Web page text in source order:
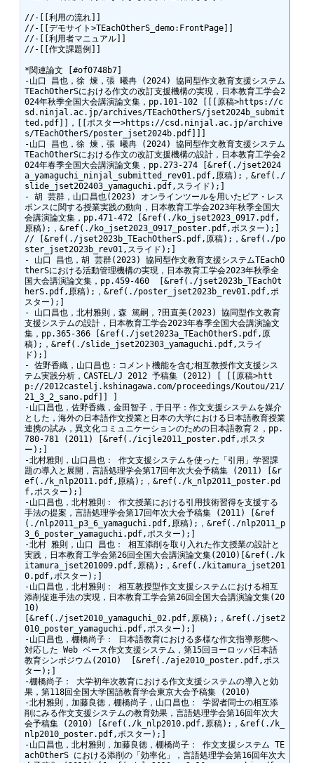
//-[[利用の流れ]]
//-[[デモサイト>TEachOtherS_demo:FrontPage]]
//-[[利用者マニュアル]]
//-[[作文課題例]]
*関連論文 [#of0748b7]
-山口 昌也，徐 煉，張 曦冉 (2024) 協同型作文教育支援システム
TEachOtherSにおける作文の改訂支援機構の実現，日本教育工学会2
024年秋季全国大会講演論文集，pp.101-102 [[[原稿>https://c
sd.ninjal.ac.jp/archives/TEachOtherS/jset2024b_submit
ted.pdf]]，[[ポスター>https://csd.ninjal.ac.jp/archive
s/TEachOtherS/poster_jset2024b.pdf]]]
-山口 昌也，徐 煉，張 曦冉 (2024) 協同型作文教育支援システム
TEachOtherSにおける作文の改訂支援機構の設計，日本教育工学会2
024年春季全国大会講演論文集，pp.273-274 [&ref(./jset2024
a_yamaguchi_ninjal_submitted_rev01.pdf,原稿);，&ref(./
slide_jset202403_yamaguchi.pdf,スライド);]
- 胡 芸群，山口昌也(2023) オンラインツールを用いたピア・レス
ポンスに関する授業実践の動向，日本教育工学会2023年秋季全国大
会講演論文集，pp.471-472 [&ref(./ko_jset2023_0917.pdf,
原稿);，&ref(./ko_jset2023_0917_poster.pdf,ポスター);]
// [&ref(./jset2023b_TEachOtherS.pdf,原稿);，&ref(./po
ster_jset2023b_rev01,スライド);]
- 山口 昌也，胡 芸群(2023) 協同型作文教育支援システムTEachO
therSにおける活動管理機構の実現，日本教育工学会2023年秋季全
国大会講演論文集，pp.459-460  [&ref(./jset2023b_TEachOt
herS.pdf,原稿);，&ref(./poster_jset2023b_rev01.pdf,ポ
スター);]
- 山口昌也，北村雅則，森 篤嗣，?田直美(2023) 協同型作文教育
支援システムの設計，日本教育工学会2023年春季全国大会講演論文
集，pp.365-366 [&ref(./jset2023a_TEachOtherS.pdf,原
稿);，&ref(./slide_jset202303_yamaguchi.pdf,スライ
ド);]
- 佐野香織，山口昌也：コメント機能を含む相互教授作文支援シス
テム実践分析，CASTEL/J 2012 予稿集 (2012) [ [[原稿>htt
p://2012castelj.kshinagawa.com/proceedings/Koutou/21/
21_3_2_sano.pdf]] ]
-山口昌也，佐野香織，金田智子，于日平：作文支援システムを媒介
とした，海外の日本語作文授業と日本の大学における日本語教育授業
連携の試み，異文化コミュニケーションのための日本語教育２，pp.
780-781 (2011) [&ref(./icjle2011_poster.pdf,ポスタ
ー);]
-北村雅則，山口昌也： 作文支援システムを使った「引用」学習課
題の導入と展開，言語処理学会第17回年次大会予稿集 (2011) [&r
ef(./k_nlp2011.pdf,原稿);，&ref(./k_nlp2011_poster.pd
f,ポスター);]
-山口昌也，北村雅則： 作文授業における引用技術習得を支援する
手法の提案，言語処理学会第17回年次大会予稿集 (2011) [&ref
(./nlp2011_p3_6_yamaguchi.pdf,原稿);，&ref(./nlp2011_p
3_6_poster_yamaguchi.pdf,ポスター);]
-北村 雅則，山口 昌也： 相互添削を取り入れた作文授業の設計と
実践，日本教育工学会第26回全国大会講演論文集(2010)[&ref(./k
itamura_jset201009.pdf,原稿);，&ref(./kitamura_jset201
0.pdf,ポスター);]
-山口昌也，北村雅則： 相互教授型作文支援システムにおける相互
添削促進手法の実現，日本教育工学会第26回全国大会講演論文集(20
10)
[&ref(./jset2010_yamaguchi_02.pdf,原稿);，&ref(./jset2
010_poster_yamaguchi.pdf,ポスター);]
-山口昌也，棚橋尚子： 日本語教育における多様な作文指導形態へ
対応した Web ベース作文支援システム，第15回ヨーロッパ日本語
教育シンポジウム(2010)  [&ref(./aje2010_poster.pdf,ポス
ター);]
-棚橋尚子： 大学初年次教育における作文支援システムの導入と効
果，第118回全国大学国語教育学会東京大会予稿集 (2010)
-北村雅則，加藤良徳，棚橋尚子，山口昌也： 学習者同士の相互添
削にみる作文支援システムの教育効果，言語処理学会第16回年次大
会予稿集 (2010) [&ref(./k_nlp2010.pdf,原稿);，&ref(./k_
nlp2010_poster.pdf,ポスター);]
-山口昌也，北村雅則，加藤良徳，棚橋尚子： 作文支援システム TE
achOtherS における添削の「効率化」，言語処理学会第16回年次大